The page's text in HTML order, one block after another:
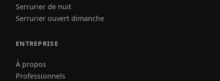
Serrurier de nuit
Serrurier ouvert dimanche
ENTREPRISE
À propos
Professionnels